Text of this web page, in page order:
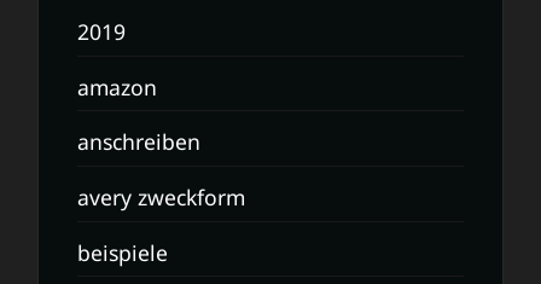
2019
amazon
anschreiben
avery zweckform
beispiele